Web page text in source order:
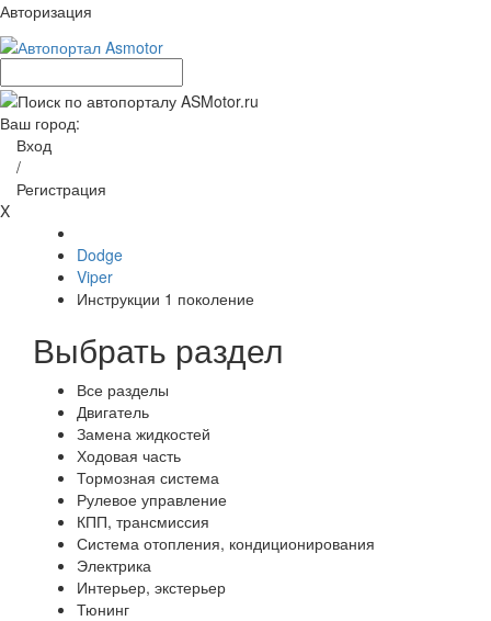
Авторизация
Ваш город:
Вход
/
Регистрация
X
Dodge
Viper
Инструкции 1 поколение
Выбрать раздел
Все разделы
Двигатель
Замена жидкостей
Ходовая часть
Тормозная система
Рулевое управление
КПП, трансмиссия
Система отопления, кондиционирования
Электрика
Интерьер, экстерьер
Тюнинг